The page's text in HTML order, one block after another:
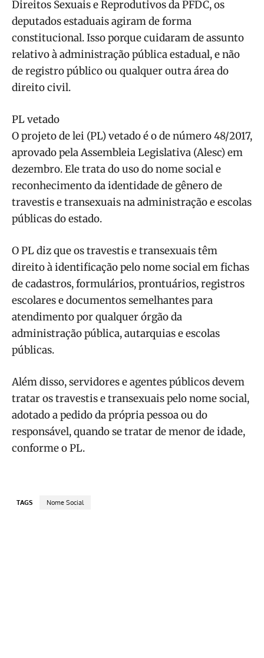
Direitos Sexuais e Reprodutivos da PFDC, os
deputados estaduais agiram de forma
constitucional. Isso porque cuidaram de assunto
relativo à administração pública estadual, e não
de registro público ou qualquer outra área do
direito civil.
PL vetado
O projeto de lei (PL) vetado é o de número 48/2017,
aprovado pela Assembleia Legislativa (Alesc) em
dezembro. Ele trata do uso do nome social e
reconhecimento da identidade de gênero de
travestis e transexuais na administração e escolas
públicas do estado.
O PL diz que os travestis e transexuais têm
direito à identificação pelo nome social em fichas
de cadastros, formulários, prontuários, registros
escolares e documentos semelhantes para
atendimento por qualquer órgão da
administração pública, autarquias e escolas
públicas.
Além disso, servidores e agentes públicos devem
tratar os travestis e transexuais pelo nome social,
adotado a pedido da própria pessoa ou do
responsável, quando se tratar de menor de idade,
conforme o PL.
TAGS Nome Social